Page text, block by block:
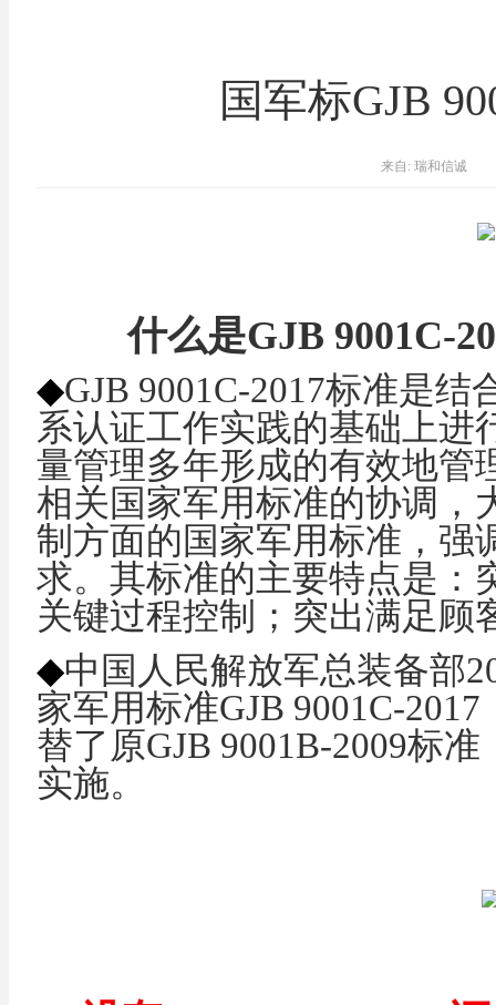
国军标GJB
来自: 瑞和信诚
什么是GJB 9001C-
◆GJB 9001C-2017标准是结
系认证工作实践的基础上进
量管理多年形成的有效地管
相关国家军用标准的协调，
制方面的国家军用标准，强
求。其标准的主要特点是：
关键过程控制；突出满足顾
◆中国人民解放军总装备部
家军用标准GJB 9001C-2017
替了原GJB 9001B-2009标
实施。